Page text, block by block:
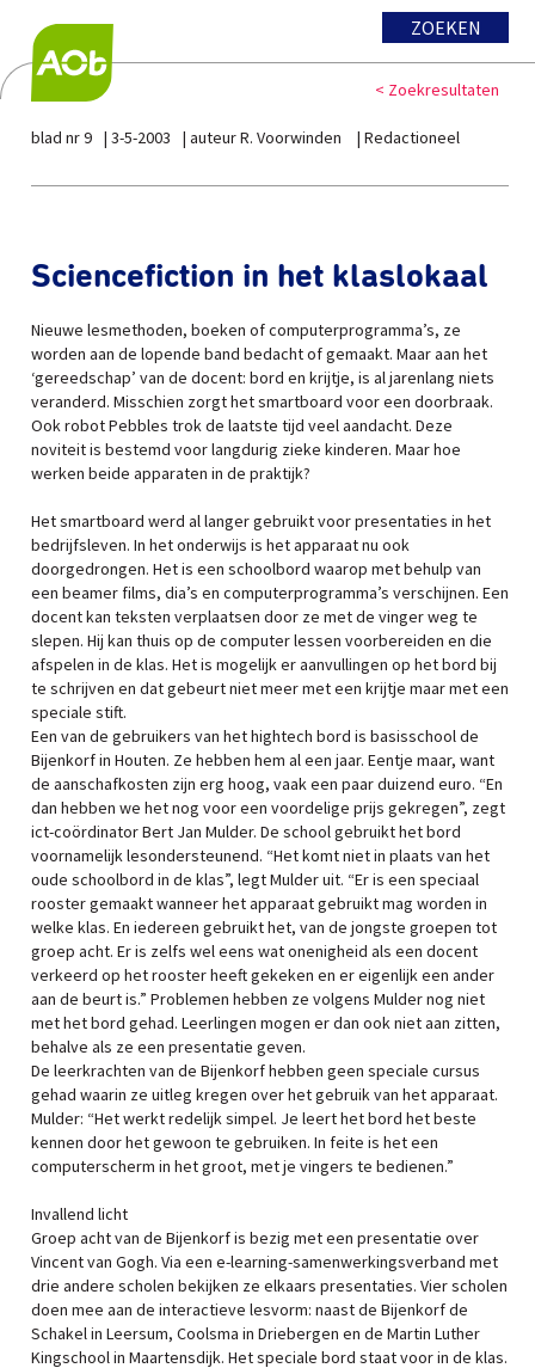
ZOEKEN
< Zoekresultaten
blad nr 9 3-5-2003 auteur R. Voorwinden Redactioneel
Sciencefiction in het klaslokaal
Nieuwe lesmethoden, boeken of computerprogramma’s, ze
worden aan de lopende band bedacht of gemaakt. Maar aan het
‘gereedschap’ van de docent: bord en krijtje, is al jarenlang niets
veranderd. Misschien zorgt het smartboard voor een doorbraak.
Ook robot Pebbles trok de laatste tijd veel aandacht. Deze
noviteit is bestemd voor langdurig zieke kinderen. Maar hoe
werken beide apparaten in de praktijk?
Het smartboard werd al langer gebruikt voor presentaties in het
bedrijfsleven. In het onderwijs is het apparaat nu ook
doorgedrongen. Het is een schoolbord waarop met behulp van
een beamer films, dia’s en computerprogramma’s verschijnen. Een
docent kan teksten verplaatsen door ze met de vinger weg te
slepen. Hij kan thuis op de computer lessen voorbereiden en die
afspelen in de klas. Het is mogelijk er aanvullingen op het bord bij
te schrijven en dat gebeurt niet meer met een krijtje maar met een
speciale stift.
Een van de gebruikers van het hightech bord is basisschool de
Bijenkorf in Houten. Ze hebben hem al een jaar. Eentje maar, want
de aanschafkosten zijn erg hoog, vaak een paar duizend euro. “En
dan hebben we het nog voor een voordelige prijs gekregen”, zegt
ict-coördinator Bert Jan Mulder. De school gebruikt het bord
voornamelijk lesondersteunend. “Het komt niet in plaats van het
oude schoolbord in de klas”, legt Mulder uit. “Er is een speciaal
rooster gemaakt wanneer het apparaat gebruikt mag worden in
welke klas. En iedereen gebruikt het, van de jongste groepen tot
groep acht. Er is zelfs wel eens wat onenigheid als een docent
verkeerd op het rooster heeft gekeken en er eigenlijk een ander
aan de beurt is.” Problemen hebben ze volgens Mulder nog niet
met het bord gehad. Leerlingen mogen er dan ook niet aan zitten,
behalve als ze een presentatie geven.
De leerkrachten van de Bijenkorf hebben geen speciale cursus
gehad waarin ze uitleg kregen over het gebruik van het apparaat.
Mulder: “Het werkt redelijk simpel. Je leert het bord het beste
kennen door het gewoon te gebruiken. In feite is het een
computerscherm in het groot, met je vingers te bedienen.”
Invallend licht
Groep acht van de Bijenkorf is bezig met een presentatie over
Vincent van Gogh. Via een e-learning-samenwerkingsverband met
drie andere scholen bekijken ze elkaars presentaties. Vier scholen
doen mee aan de interactieve lesvorm: naast de Bijenkorf de
Schakel in Leersum, Coolsma in Driebergen en de Martin Luther
Kingschool in Maartensdijk. Het speciale bord staat voor in de klas.